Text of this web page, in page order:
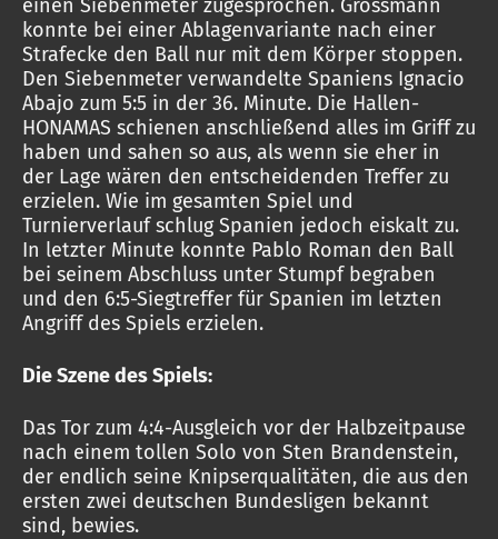
einen Siebenmeter zugesprochen. Grossmann
konnte bei einer Ablagenvariante nach einer
Strafecke den Ball nur mit dem Körper stoppen.
Den Siebenmeter verwandelte Spaniens Ignacio
Abajo zum 5:5 in der 36. Minute. Die Hallen-
HONAMAS schienen anschließend alles im Griff zu
haben und sahen so aus, als wenn sie eher in
der Lage wären den entscheidenden Treffer zu
erzielen. Wie im gesamten Spiel und
Turnierverlauf schlug Spanien jedoch eiskalt zu.
In letzter Minute konnte Pablo Roman den Ball
bei seinem Abschluss unter Stumpf begraben
und den 6:5-Siegtreffer für Spanien im letzten
Angriff des Spiels erzielen.
Die Szene des Spiels:
Das Tor zum 4:4-Ausgleich vor der Halbzeitpause
nach einem tollen Solo von Sten Brandenstein,
der endlich seine Knipserqualitäten, die aus den
ersten zwei deutschen Bundesligen bekannt
sind, bewies.